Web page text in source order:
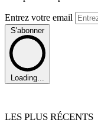
Entrez votre email
S'abonner
Loading...
LES PLUS RÉCENTS